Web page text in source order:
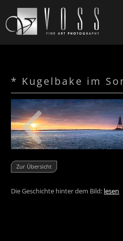
* Kugelbake im
Zur Übersicht
Die Geschichte hinter dem Bild: lesen